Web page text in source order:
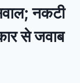
नकटी
से जवाब